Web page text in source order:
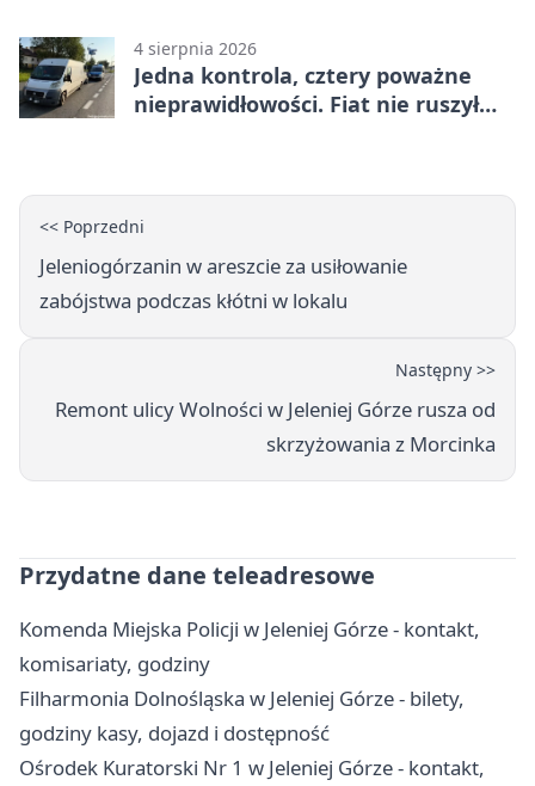
4 sierpnia 2026
Jedna kontrola, cztery poważne
nieprawidłowości. Fiat nie ruszył
<< Poprzedni
Jeleniogórzanin w areszcie za usiłowanie
zabójstwa podczas kłótni w lokalu
Następny >>
Remont ulicy Wolności w Jeleniej Górze rusza od
skrzyżowania z Morcinka
Przydatne dane teleadresowe
Komenda Miejska Policji w Jeleniej Górze - kontakt,
komisariaty, godziny
Filharmonia Dolnośląska w Jeleniej Górze - bilety,
godziny kasy, dojazd i dostępność
Ośrodek Kuratorski Nr 1 w Jeleniej Górze - kontakt,